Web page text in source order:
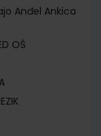
Anđel Ankica
OŠ